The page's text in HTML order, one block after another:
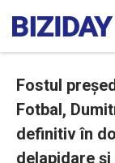
Fostul
Fotbal,
definitiv în
delapidare